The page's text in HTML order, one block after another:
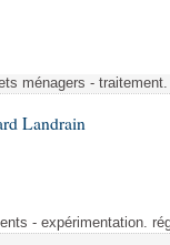
ménagers -
Landrain
- expérimentation.